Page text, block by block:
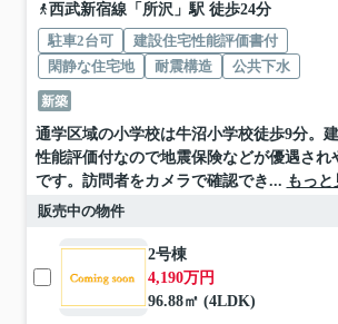
西武新宿線「 所沢」駅 徒歩24分
駐車2台可
建設住宅性能評価書付
閑静な住宅地
耐震構造 公共下水
新築
通学区域の小学校は牛沼小学校徒歩9分。
性能評価付なので地震保険などが優遇され
です。訪問者をカメラで確認でき... もっと
販売中の物件
2号棟
4,190万円
96.88㎡ (4LDK)